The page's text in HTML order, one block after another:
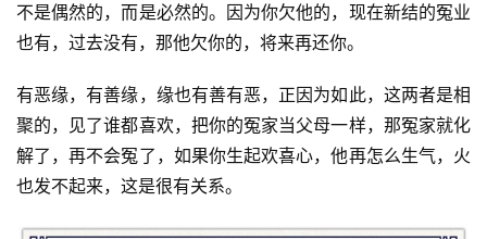
不是偶然的，而是必然的。因为你欠他的，现在新结的冤业
也有，过去没有，那他欠你的，将来再还你。
有恶缘，有善缘，缘也有善有恶，正因为如此，这两者是相
聚的，见了谁都喜欢，把你的冤家当父母一样，那冤家就化
解了，再不会冤了，如果你生起欢喜心，他再怎么生气，火
也发不起来，这是很有关系。